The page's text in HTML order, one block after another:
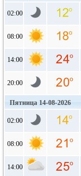
02:00
08:00
14:00
20:00
Пятница 14-08-2026
02:00
08:00
14:00